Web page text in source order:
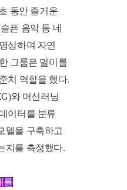
동안 즐거운
픈 음악 등 네
상하며 자연
그룹은 멀미를
치 역할을 했다.
와 머신러닝
이터를 분류
델을 구축하고
지를 측정했다.
를